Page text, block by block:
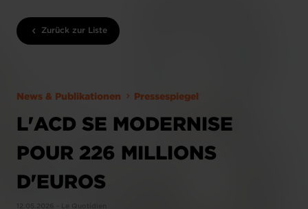
Zurück zur Liste
News & Publikationen Pressespiegel
L'ACD SE MODERNISE
POUR 226 MILLIONS
D'EUROS